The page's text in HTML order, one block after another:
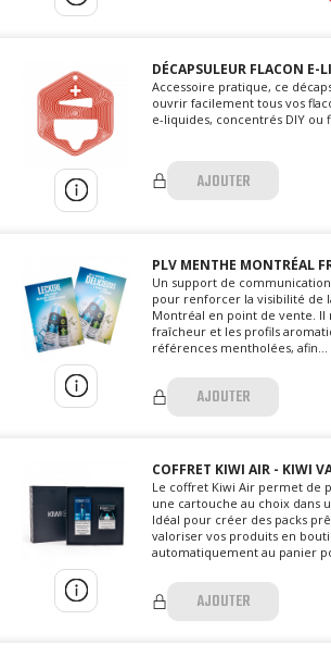
DÉCAPSULEUR FLACON E-
Accessoire pratique, ce
ouvrir facilement tous vos
e-liquides, concentrés DIY ou
AJOUTER
PLV MENTHE MONTRÉAL
Un support de
pour renforcer la visibilité de
Montréal en point de vente. Il
fraîcheur et les profils
références mentholées, afin...
AJOUTER
COFFRET KIWI AIR - KIWI
Le coffret Kiwi Air permet de
une cartouche au choix dans
Idéal pour créer des packs
valoriser vos produits en
automatiquement au panier
AJOUTER